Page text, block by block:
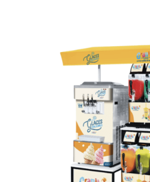
DÉTAILS